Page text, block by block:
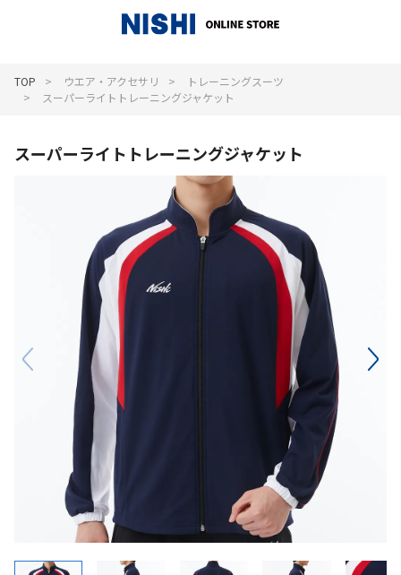
TOP ウエア・アクセサリ
トレーニングスーツ
スーパーライトトレーニングジャケット
スーパーライトトレーニングジャケット